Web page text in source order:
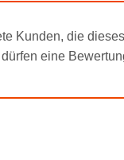
Kunden, die
eine